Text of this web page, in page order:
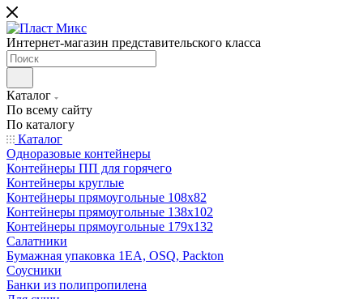
Интернет-магазин представительского класса
Каталог
По всему сайту
По каталогу
Каталог
Одноразовые контейнеры
Контейнеры ПП для горячего
Контейнеры круглые
Контейнеры прямоугольные 108х82
Контейнеры прямоугольные 138х102
Контейнеры прямоугольные 179х132
Салатники
Бумажная упаковка 1ЕА, OSQ, Packton
Соусники
Банки из полипропилена